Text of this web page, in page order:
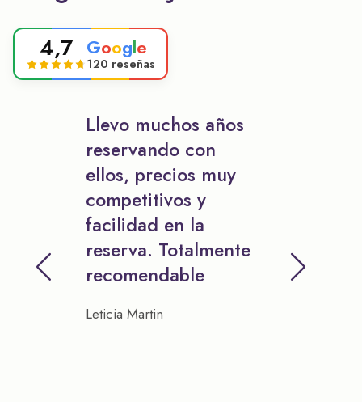
4,7 Google
120 reseñas
Llevo muchos años
reservando con
ellos, precios muy
competitivos y
facilidad en la
reserva. Totalmente
recomendable
Leticia Martin